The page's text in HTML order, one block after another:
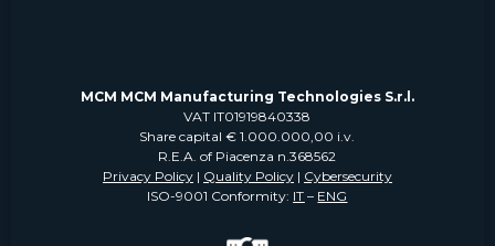
MCM MCM Manufacturing Technologies S.r.l.
VAT IT01919840338
Share capital € 1.000.000,00 i.v.
R.E.A. of Piacenza n.368562
Privacy Policy | Quality Policy| Cybersecurity
ISO-9001 Conformity: IT – ENG